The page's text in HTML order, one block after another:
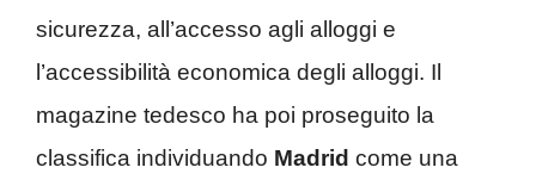
sicurezza, all’accesso agli alloggi e
l’accessibilità economica degli alloggi. Il
magazine tedesco ha poi proseguito la
classifica individuando Madrid come una